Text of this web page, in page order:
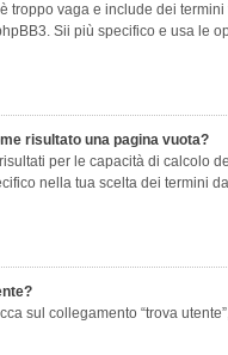
troppo vaga e include dei
Sii più specifico e usa le
risultato una pagina vuota?
per le capacità di calcolo
nella tua scelta dei termini
sul collegamento “trova